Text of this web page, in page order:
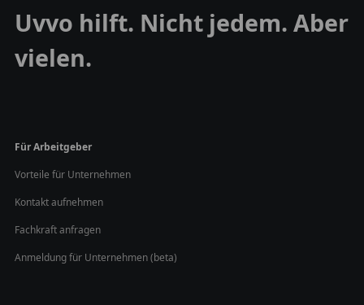
Uvvo hilft. Nicht jedem. Aber
vielen.
Für Arbeitgeber
Vorteile für Unternehmen
Kontakt aufnehmen
Fachkraft anfragen
Anmeldung für Unternehmen (beta)